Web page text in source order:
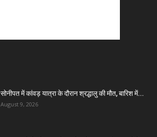
सोनीपत में कांवड़ यात्रा के दौरान श्रद्धालु की मौत, बारिश में...
August 9, 2026